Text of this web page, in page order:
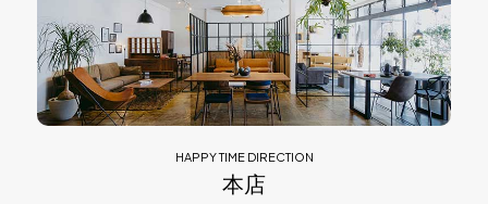
HAPPY TIME DIRECTION
本店